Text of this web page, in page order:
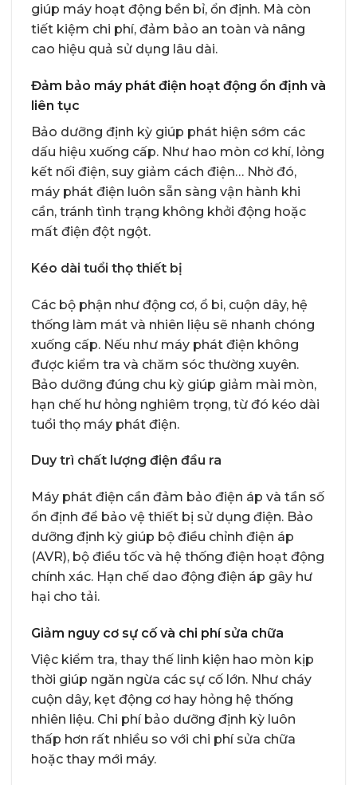
giúp máy hoạt động bền bỉ, ổn định. Mà còn
tiết kiệm chi phí, đảm bảo an toàn và nâng
cao hiệu quả sử dụng lâu dài.
Đảm bảo máy phát điện hoạt động ổn định và
liên tục
Bảo dưỡng định kỳ giúp phát hiện sớm các
dấu hiệu xuống cấp. Như hao mòn cơ khí, lỏng
kết nối điện, suy giảm cách điện… Nhờ đó,
máy phát điện luôn sẵn sàng vận hành khi
cần, tránh tình trạng không khởi động hoặc
mất điện đột ngột.
Kéo dài tuổi thọ thiết bị
Các bộ phận như động cơ, ổ bi, cuộn dây, hệ
thống làm mát và nhiên liệu sẽ nhanh chóng
xuống cấp. Nếu như máy phát điện không
được kiểm tra và chăm sóc thường xuyên.
Bảo dưỡng đúng chu kỳ giúp giảm mài mòn,
hạn chế hư hỏng nghiêm trọng, từ đó kéo dài
tuổi thọ máy phát điện.
Duy trì chất lượng điện đầu ra
Máy phát điện cần đảm bảo điện áp và tần số
ổn định để bảo vệ thiết bị sử dụng điện. Bảo
dưỡng định kỳ giúp bộ điều chỉnh điện áp
(AVR), bộ điều tốc và hệ thống điện hoạt động
chính xác. Hạn chế dao động điện áp gây hư
hại cho tải.
Giảm nguy cơ sự cố và chi phí sửa chữa
Việc kiểm tra, thay thế linh kiện hao mòn kịp
thời giúp ngăn ngừa các sự cố lớn. Như cháy
cuộn dây, kẹt động cơ hay hỏng hệ thống
nhiên liệu. Chi phí bảo dưỡng định kỳ luôn
thấp hơn rất nhiều so với chi phí sửa chữa
hoặc thay mới máy.